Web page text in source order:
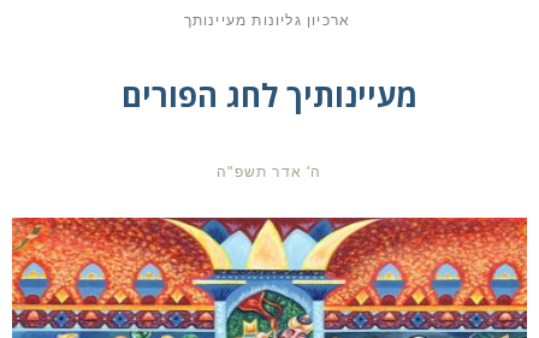
ארכיון גליונות מעיינותך
מעיינותיך לחג הפורים
ה' אדר תשפ"ה